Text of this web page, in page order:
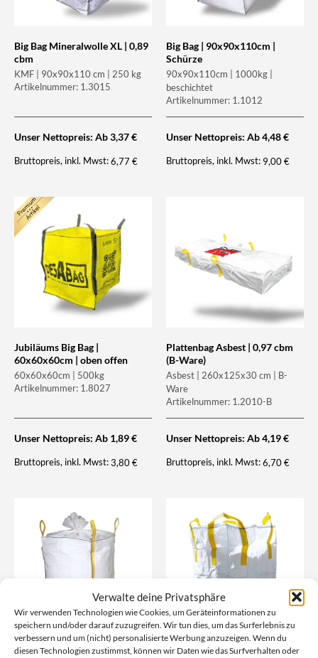
Verwalte deine Privatsphäre
Wir verwenden Technologien wie Cookies, um Geräteinformationen zu
speichern und/oder darauf zuzugreifen. Wir tun dies, um das Surferlebnis zu
verbessern und um (nicht) personalisierte Werbung anzuzeigen. Wenn du
diesen Technologien zustimmst, können wir Daten wie das Surfverhalten oder
Big Bag Mineralwolle XL | 0,89
cbm
KMF | 90x90x110 cm | 250 kg
Artikelnummer: 1.3015
Unser Nettopreis: Ab3,37€
Bruttopreis, inkl. Mwst:6,77€
Big Bag | 90x90x110cm |
Schürze
90x90x110cm | 1000kg |
beschichtet
Artikelnummer: 1.1012
Unser Nettopreis: Ab4,48€
Bruttopreis, inkl. Mwst: 9,00€
Jubiläums Big Bag |
60x60x60cm | oben offen
60x60x60cm | 500kg
Artikelnummer: 1.8027
Unser Nettopreis: Ab 1,89€
Bruttopreis, inkl. Mwst:3,80€
Plattenbag Asbest | 0,97 cbm
(B-Ware)
Asbest | 260x125x30 cm | B-
Ware
Artikelnummer: 1.2010-B
Unser Nettopreis: Ab4,19€
Bruttopreis, inkl. Mwst:6,70€
Big Bag | 90x90x110cm |
Big Bag | 90x90x110cm | Cross